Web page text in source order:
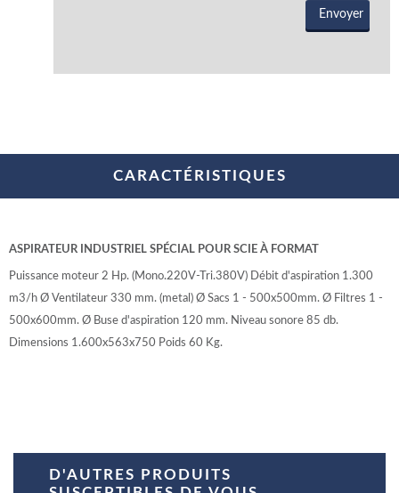
CARACTÉRISTIQUES
ASPIRATEUR INDUSTRIEL SPÉCIAL POUR SCIE À FORMAT
Puissance moteur 2 Hp. (Mono.220V-Tri.380V) Débit d'aspiration 1.300
m3/h Ø Ventilateur 330 mm. (metal) Ø Sacs 1 - 500x500mm. Ø Filtres 1 -
500x600mm. Ø Buse d'aspiration 120 mm. Niveau sonore 85 db.
Dimensions 1.600x563x750 Poids 60 Kg.
D'AUTRES PRODUITS